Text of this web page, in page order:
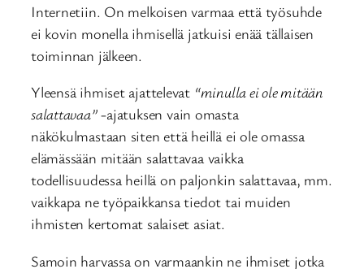
Internetiin. On melkoisen varmaa että työsuhde
ei kovin monella ihmisellä jatkuisi enää tällaisen
toiminnan jälkeen.
Yleensä ihmiset ajattelevat “minulla ei ole mitään
salattavaa”-ajatuksen vain omasta
näkökulmastaan siten että heillä ei ole omassa
elämässään mitään salattavaa vaikka
todellisuudessa heillä on paljonkin salattavaa, mm.
vaikkapa ne työpaikkansa tiedot tai muiden
ihmisten kertomat salaiset asiat.
Samoin harvassa on varmaankin ne ihmiset jotka